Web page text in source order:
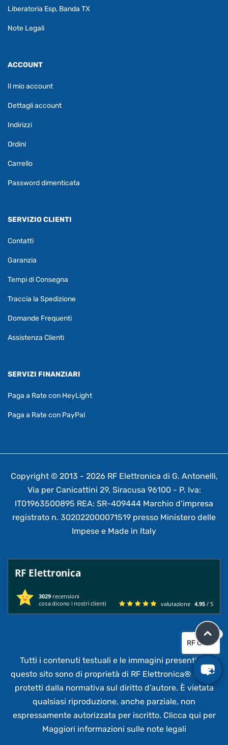
Liberatoria Esp, Banda TX
Note Legali
ACCOUNT
Il mio account
Dettagli account
Indirizzi
Ordini
Carrello
Password dimenticata
SERVIZIO CLIENTI
Contatti
Garanzia
Tempi di Consegna
Traccia la Spedizione
Domande Frequenti
Assistenza Clienti
SERVIZI FINANZIARI
Paga a Rate con HeyLight
Paga a Rate con PayPal
Copyright © 2013 - 2026 RF Elettronica di G. Antonelli,
Via per Canicattini 29, Siracusa 96100 - P. Iva:
IT01963500895 REA: SR-409444 Marchio d’impresa
registrato n. 302022000071519 presso Ministero delle
Impese e Made in Italy
RF Elettronica
3029 recensioni
cosa dicono i nostri clienti
valutazione 4.95 / 5
Tutti i contenuti testuali e le immagini presenti su
questo sito sono di proprietà di RF Elettronica®e sono
protetti dalla normativa sul diritto d’autore. È vietata
qualsiasi riproduzione, anche parziale, non
espressamente autorizzata per iscritto. Clicca qui per
Maggiori informazioni sulle note legali
RF CHAT
×